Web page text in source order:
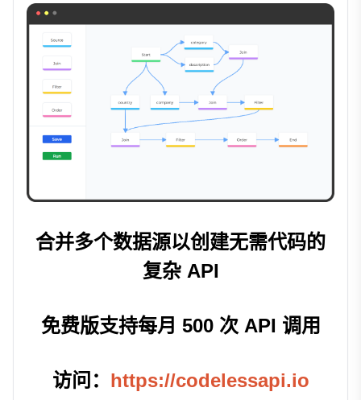
合并多个数据源以创建无需代码的
复杂 API
免费版支持每月 500 次 API 调用
访问： https://codelessapi.io